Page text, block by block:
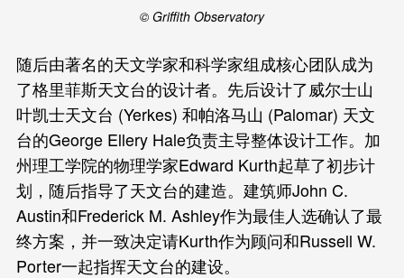
© Griffith Observatory
随后由著名的天文学家和科学家组成核心团队成为
了格里菲斯天文台的设计者。先后设计了威尔士山
叶凯士天文台 (Yerkes) 和帕洛马山 (Palomar) 天文
台的George Ellery Hale负责主导整体设计工作。加
州理工学院的物理学家Edward Kurth起草了初步计
划，随后指导了天文台的建造。建筑师John C.
Austin和Frederick M. Ashley作为最佳人选确认了最
终方案，并一致决定请Kurth作为顾问和Russell W.
Porter一起指挥天文台的建设。